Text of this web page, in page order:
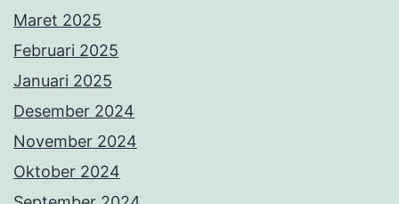
Maret 2025
Februari 2025
Januari 2025
Desember 2024
November 2024
Oktober 2024